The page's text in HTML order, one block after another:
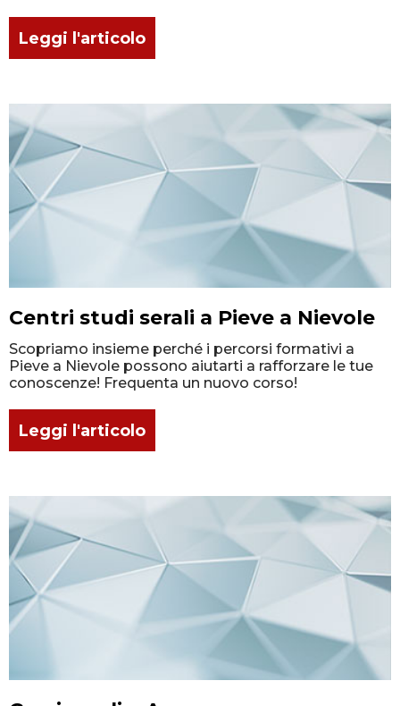
Leggi l'articolo
Centri studi serali a Pieve a Nievole
Scopriamo insieme perché i percorsi formativi a
Pieve a Nievole possono aiutarti a rafforzare le tue
conoscenze! Frequenta un nuovo corso!
Leggi l'articolo